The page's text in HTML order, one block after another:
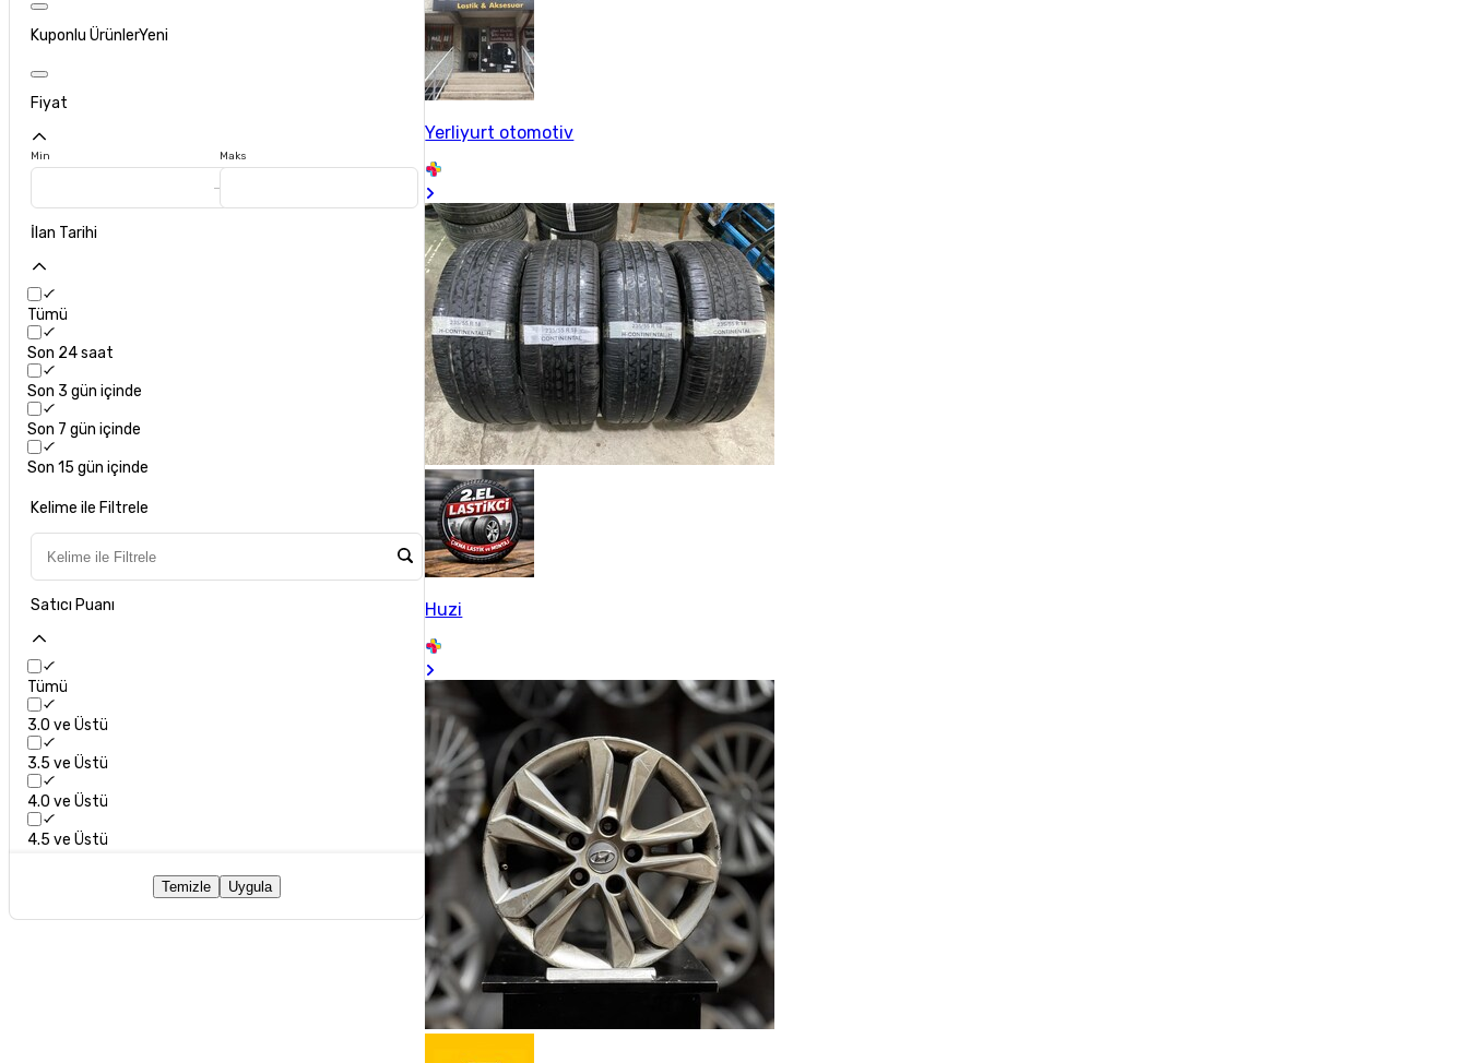
Kuponlu ÜrünlerYeni
Fiyat
Min Maks
İlan Tarihi
Tümü
Son 24 saat
Son 3 gün içinde
Son 7 gün içinde
Son 15 gün içinde
Kelime ile Filtrele
Satıcı Puanı
Tümü
3.0 ve Üstü
3.5 ve Üstü
4.0 ve Üstü
4.5 ve Üstü
Temizle Uygula
Yerliyurt otomotiv
Huzi